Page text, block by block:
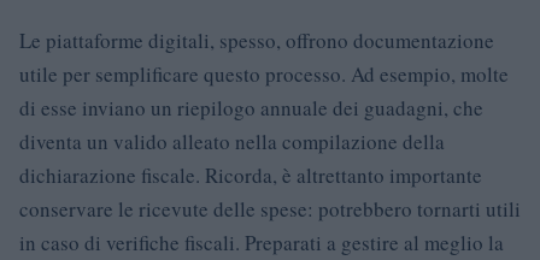
Le piattaforme digitali, spesso, offrono documentazione
utile per semplificare questo processo. Ad esempio, molte
di esse inviano un riepilogo annuale dei guadagni, che
diventa un valido alleato nella compilazione della
dichiarazione fiscale. Ricorda, è altrettanto importante
conservare le ricevute delle spese: potrebbero tornarti utili
in caso di verifiche fiscali. Preparati a gestire al meglio la